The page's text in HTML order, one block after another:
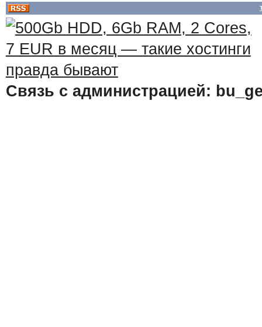
Связь с администрацией: